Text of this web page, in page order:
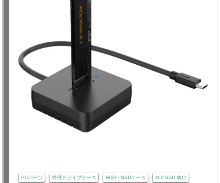
PCパーツ 外付ドライブケース HDD・SSDケース M.2 SSD 向け